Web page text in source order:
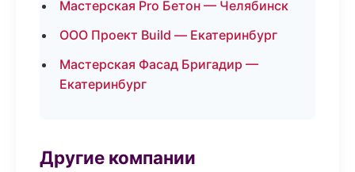
Мастерская Pro Бетон — Челябинск
ООО Проект Build — Екатеринбург
Мастерская Фасад Бригадир —
Екатеринбург
Другие компании